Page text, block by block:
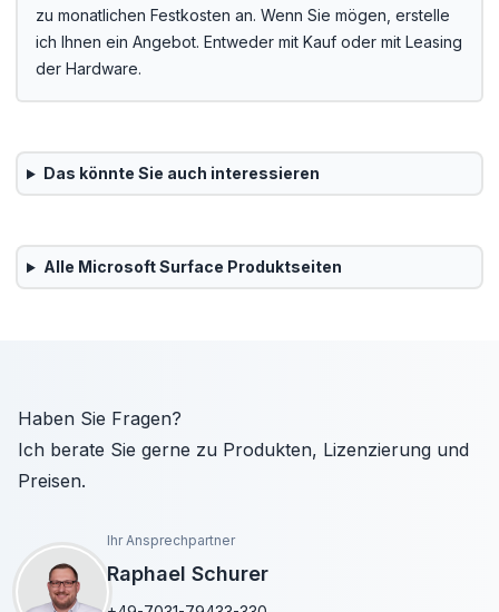
zu monatlichen Festkosten an. Wenn Sie mögen, erstelle
ich Ihnen ein Angebot. Entweder mit Kauf oder mit Leasing
der Hardware.
Das könnte Sie auch interessieren
Alle Microsoft Surface Produktseiten
Haben Sie Fragen?
Ich berate Sie gerne zu Produkten, Lizenzierung und
Preisen.
Ihr Ansprechpartner
Raphael Schurer